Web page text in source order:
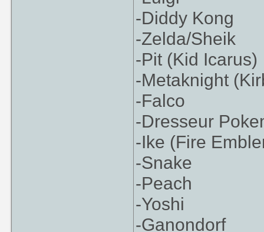
-Diddy Kong
-Zelda/Sheik
-Pit (Kid Icarus)
-Metaknight
-Falco
-Dresseur
-Ike (Fire
-Snake
-Peach
-Yoshi
-Ganondorf